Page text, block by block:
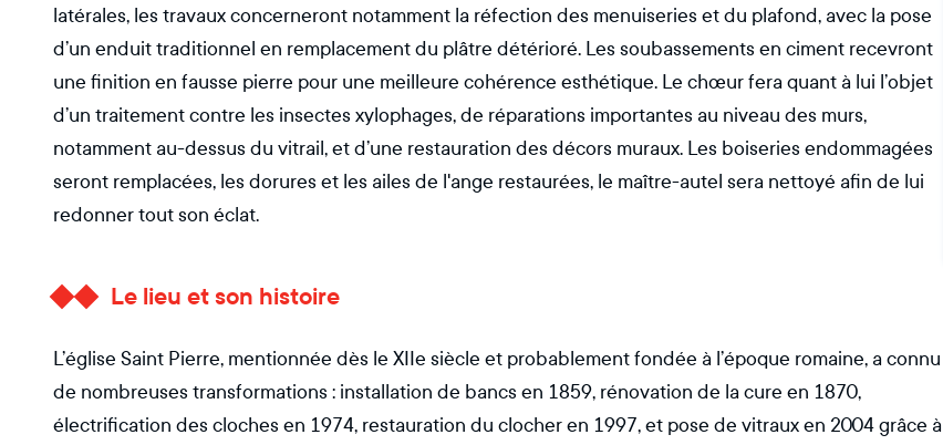
latérales, les travaux concerneront notamment la réfection des menuiseries et du plafond, avec la pose
d’un enduit traditionnel en remplacement du plâtre détérioré. Les soubassements en ciment recevront
une finition en fausse pierre pour une meilleure cohérence esthétique. Le chœur fera quant à lui l’objet
d’un traitement contre les insectes xylophages, de réparations importantes au niveau des murs,
notamment au-dessus du vitrail, et d’une restauration des décors muraux. Les boiseries endommagées
seront remplacées, les dorures et les ailes de l'ange restaurées, le maître-autel sera nettoyé afin de lui
redonner tout son éclat.
Le lieu et son histoire
L’église Saint Pierre, mentionnée dès le XIIe siècle et probablement fondée à l’époque romaine, a connu
de nombreuses transformations : installation de bancs en 1859, rénovation de la cure en 1870,
électrification des cloches en 1974, restauration du clocher en 1997, et pose de vitraux en 2004 grâce à